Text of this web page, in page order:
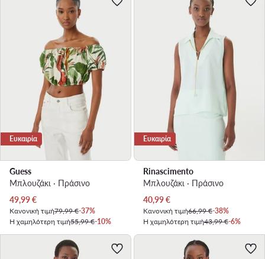
Ευκαιρία
Guess
Μπλουζάκι · Πράσινο
Τρέχουσα τιμή
49,99€
Κανονική τιμή79,99 €-37%
Η χαμηλότερη τιμή55,99 €-10%
Ευκαιρία
Rinascimento
Μπλουζάκι · Πράσινο
Τρέχουσα τιμή
40,99€
Κανονική τιμή66,99 €-38%
Η χαμηλότερη τιμή43,99 €-6%